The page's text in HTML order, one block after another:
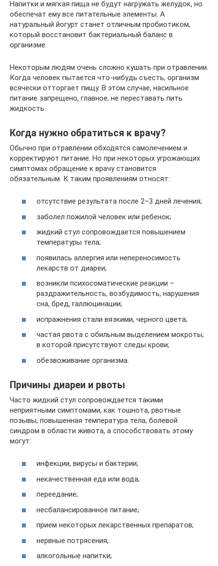
Напитки и мягкая пища не будут нагружать желудок, но
обеспечат ему все питательные элементы. А
натуральный йогурт станет отличным пробиотиком,
который восстановит бактериальный баланс в
организме.
Некоторым людям очень сложно кушать при отравлении.
Когда человек пытается что-нибудь съесть, организм
всячески отторгает пищу. В этом случае, насильное
питание запрещено, главное, не переставать пить
жидкость.
Когда нужно обратиться к врачу?
Обычно при отравлении обходятся самолечением и
корректируют питание. Но при некоторых угрожающих
симптомах обращение к врачу становится
обязательным. К таким проявлениям относят:
отсутствие результата после 2–3 дней лечения;
заболел пожилой человек или ребенок;
жидкий стул сопровождается повышением
температуры тела;
появилась аллергия или непереносимость
лекарств от диареи;
возникли психосоматические реакции –
раздражительность, возбудимость, нарушения
сна, бред, галлюцинации;
испражнения стали вязкими, черного цвета;
частая рвота с обильным выделением мокроты,
в которой присутствуют следы крови;
обезвоживание организма.
Причины диареи и рвоты
Часто жидкий стул сопровождается такими
неприятными симптомами, как тошнота, рвотные
позывы, повышенная температура тела, болевой
синдром в области живота, а способствовать этому
могут:
инфекции, вирусы и бактерии;
некачественная еда или вода;
переедание;
несбалансированное питание;
прием некоторых лекарственных препаратов;
нервные потрясения;
алкогольные напитки;